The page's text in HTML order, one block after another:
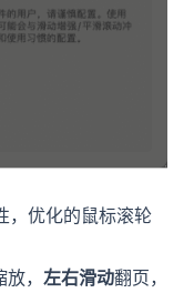
，优化的鼠标滚轮
， 左右滑动翻页，